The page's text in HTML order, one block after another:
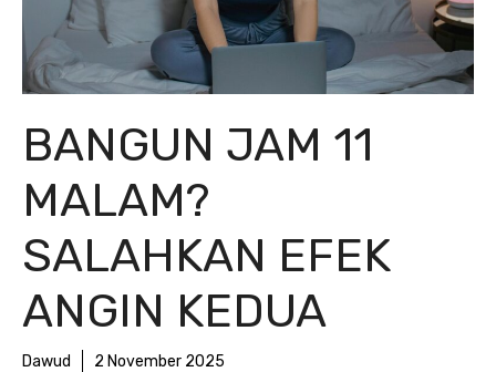
BANGUN JAM 11
MALAM?
SALAHKAN EFEK
ANGIN KEDUA
Dawud 2 November 2025